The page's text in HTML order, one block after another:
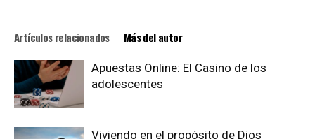
Artículos relacionados Más del autor
Apuestas Online: El Casino de los
adolescentes
Viviendo en el propósito de Dios